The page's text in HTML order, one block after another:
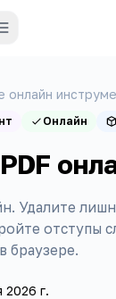
онлайн
Онлайн
Удалите
отступы
браузере.
2026 г.